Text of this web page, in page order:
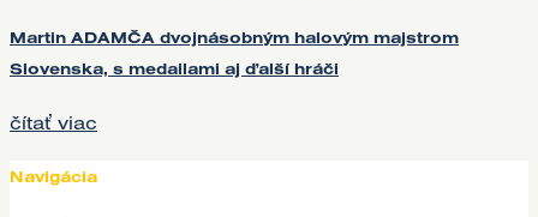
Martin ADAMČA dvojnásobným halovým majstrom
Slovenska, s medailami aj ďalší hráči
čítať viac
Navigácia